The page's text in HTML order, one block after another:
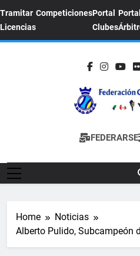
Tramitar
Licencias
CompeticionesPortal
Clubes
Portal
Sitio Oficial
FEDERARSE
Home
Noticias
Alberto Pulido, Subcampeón